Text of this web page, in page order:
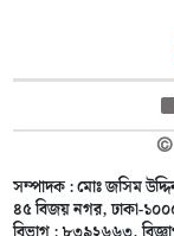
©
সম্পাদক : মোঃ জসিম
৪৫ বিজয় নগর, ঢাকা-